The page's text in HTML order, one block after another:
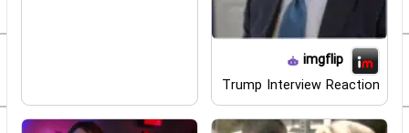
imgflip
Trump Interview Reaction